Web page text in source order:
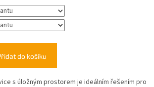
do košíku
s úložným prostorem je ideálním řešením pro